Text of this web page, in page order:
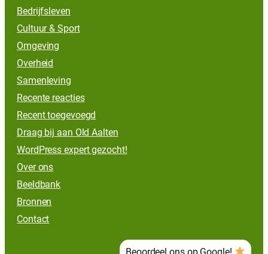
Bedrijfsleven
Cultuur & Sport
Omgeving
Overheid
Samenleving
Recente reacties
Recent toegevoegd
Draag bij aan Old Aalten
WordPress expert gezocht!
Over ons
Beeldbank
Bronnen
Contact